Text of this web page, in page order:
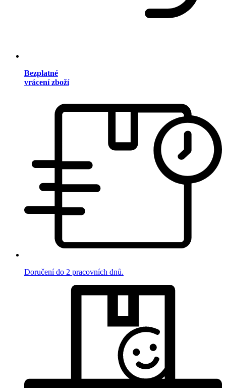
Bezplatné
vrácení zboží
Doručení do 2 pracovních dnů.